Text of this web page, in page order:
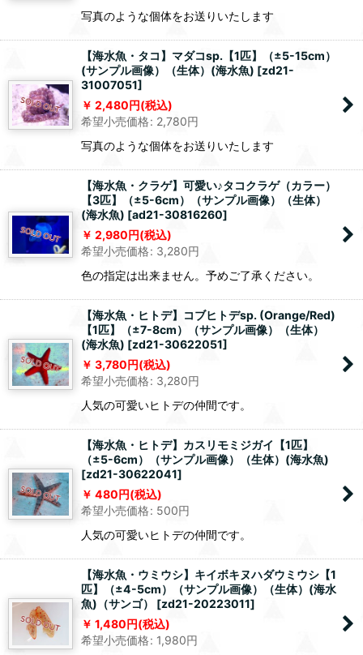
写真のような個体をお送りいたします
【海水魚・タコ】マダコsp.【1匹】（±5-15cm）
(サンプル画像）（生体）(海水魚) [zd21-
31007051]
2,480円(税込)
希望小売価格: 2,780円
写真のような個体をお送りいたします
【海水魚・クラゲ】可愛い♪タコクラゲ（カラー）
【3匹】（±5-6cm）（サンプル画像）（生体）
(海水魚) [ad21-30816260]
2,980円(税込)
希望小売価格: 3,280円
色の指定は出来ません。予めご了承ください。
【海水魚・ヒトデ】コブヒトデsp. (Orange/Red)
【1匹】（±7-8cm）（サンプル画像）（生体）
(海水魚) [zd21-30622051]
3,780円(税込)
希望小売価格: 3,280円
人気の可愛いヒトデの仲間です。
【海水魚・ヒトデ】カスリモミジガイ【1匹】
（±5-6cm）（サンプル画像）（生体）(海水魚)
[zd21-30622041]
480円(税込)
希望小売価格: 500円
人気の可愛いヒトデの仲間です。
【海水魚・ウミウシ】キイボキヌハダウミウシ【1
匹】（±4-5cm）（サンプル画像）（生体）(海水
魚)（サンゴ）
[zd21-20223011]
1,480円(税込)
希望小売価格: 1,980円